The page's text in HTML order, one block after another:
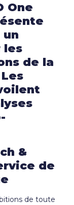
One
un
les
de la
&
de
de toute